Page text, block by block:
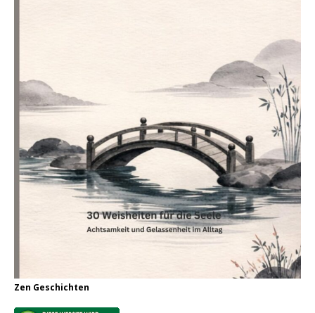
Zen Geschichten